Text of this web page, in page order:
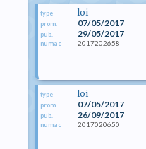
type loi
prom. 07/05/2017
pub. 29/05/2017
numac 2017202658
type loi
prom. 07/05/2017
pub. 26/09/2017
numac 2017020650